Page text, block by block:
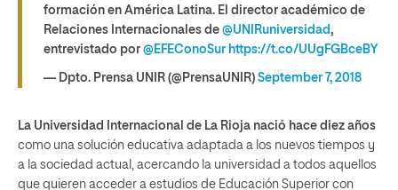
formación en América Latina. El director académico de
Relaciones Internacionales de @UNIRuniversidad,
entrevistado por @EFEConoSur https://t.co/UUgFGBceBY
— Dpto. Prensa UNIR (@PrensaUNIR) September 7, 2018
La Universidad Internacional de La Rioja nació hace diez años
como una solución educativa adaptada a los nuevos tiempos y
a la sociedad actual, acercando la universidad a todos aquellos
que quieren acceder a estudios de Educación Superior con